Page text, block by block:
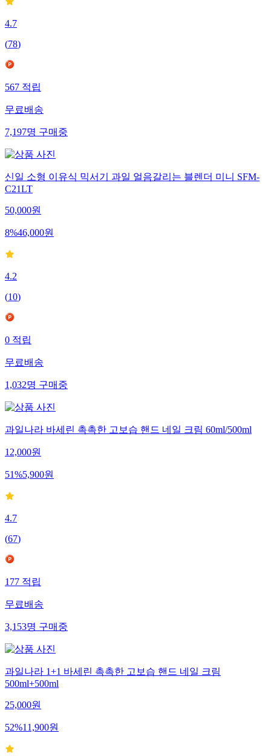
4.7
(78)
567적립
무료배송
7,197명구매중
신일 소형 이유식 믹서기 과일 얼음갈리는 블렌더 미니 SFM-
C21LT
50,000원
8%46,000원
4.2
(10)
0적립
무료배송
1,032명구매중
과일나라 바세린 촉촉한 고보습 핸드 네일 크림 60ml/500ml
12,000원
51%5,900원
4.7
(67)
177적립
무료배송
3,153명구매중
과일나라 1+1 바세린 촉촉한 고보습 핸드 네일 크림
500ml+500ml
25,000원
52%11,900원